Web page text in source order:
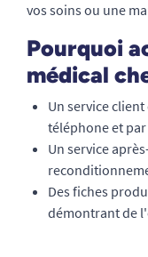
vos soins ou une
Pourquoi
médical
Un service
téléphone et
Un service
Des fiches
démontrant de